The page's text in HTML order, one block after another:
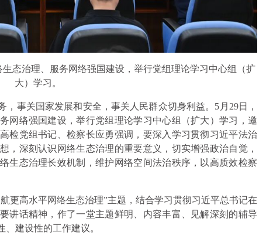
态治理、服务网络强国建设，举行党组理论学习中心组（扩
大）学习。
，事关国家发展和安全，事关人民群众切身利益。5月29日，
网络强国建设，举行党组理论学习中心组（扩大）学习，邀
检党组书记、检察长应勇强调，要深入学习贯彻习近平法治
，深刻认识网络生态治理的重要意义，切实增强政治自觉，
生态治理长效机制，维护网络空间法治秩序，以高质效检察
更高水平网络生态治理”主题，结合学习贯彻习近平总书记在
讲话精神，作了一堂主题鲜明、内容丰富、见解深刻的辅导
建设性的工作建议。